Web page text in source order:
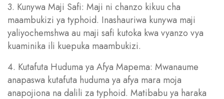
3. Kunywa Maji Safi: Maji ni chanzo kikuu cha
maambukizi ya typhoid. Inashauriwa kunywa maji
yaliyochemshwa au maji safi kutoka kwa vyanzo vya
kuaminika ili kuepuka maambukizi.
4. Kutafuta Huduma ya Afya Mapema: Mwanaume
anapaswa kutafuta huduma ya afya mara moja
anapojiona na dalili za typhoid. Matibabu ya haraka